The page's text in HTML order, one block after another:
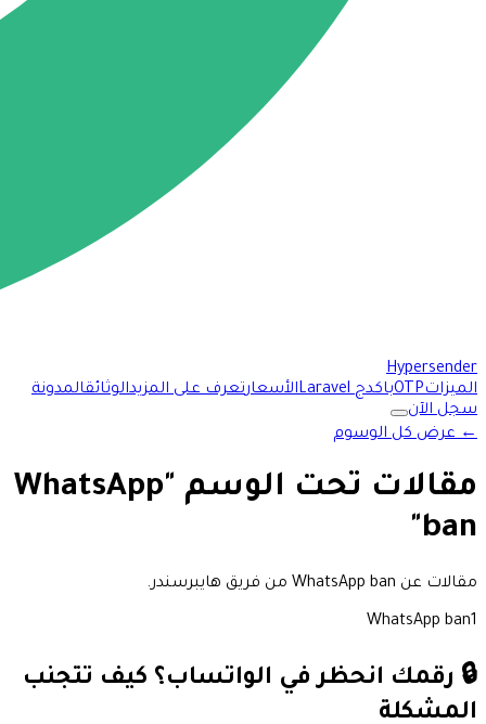
Hypersender
الميزاتOTPباكدج Laravel الأسعارتعرف على المزيدالوثائقالمدونة
سجل الآن
← عرض كل الوسوم
مقالات تحت الوسم "WhatsApp
ban"
مقالات عن WhatsApp ban من فريق هايبرسندر.
WhatsApp ban1
🔒 رقمك انحظر في الواتساب؟ كيف تتجنب
المشكلة